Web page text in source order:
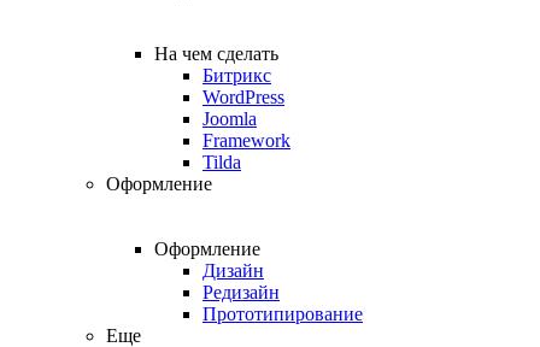
На чем сделать
Битрикс
WordPress
Joomla
Framework
Tilda
Оформление
Оформление
Дизайн
Редизайн
Прототипирование
Еще